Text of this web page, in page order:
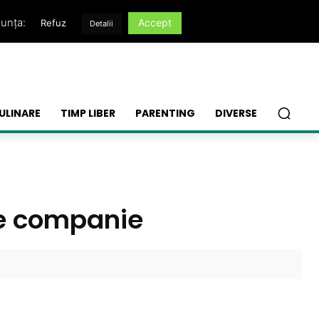
TIMP LIBER PARENTING DIVERSE
companie
Refuz Detalii Accept